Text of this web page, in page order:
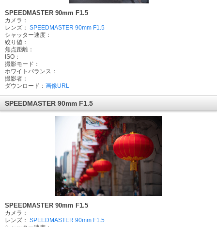
SPEEDMASTER 90mm F1.5
カメラ：
レンズ： SPEEDMASTER 90mm F1.5
シャッター速度：
絞り値：
焦点距離：
ISO：
撮影モード：
ホワイトバランス：
撮影者：
ダウンロード： 画像URL
SPEEDMASTER 90mm F1.5
SPEEDMASTER 90mm F1.5
カメラ：
レンズ： SPEEDMASTER 90mm F1.5